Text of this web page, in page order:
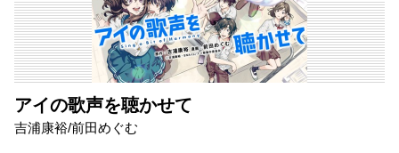
アイの歌声を聴かせて
吉浦康裕/前田めぐむ